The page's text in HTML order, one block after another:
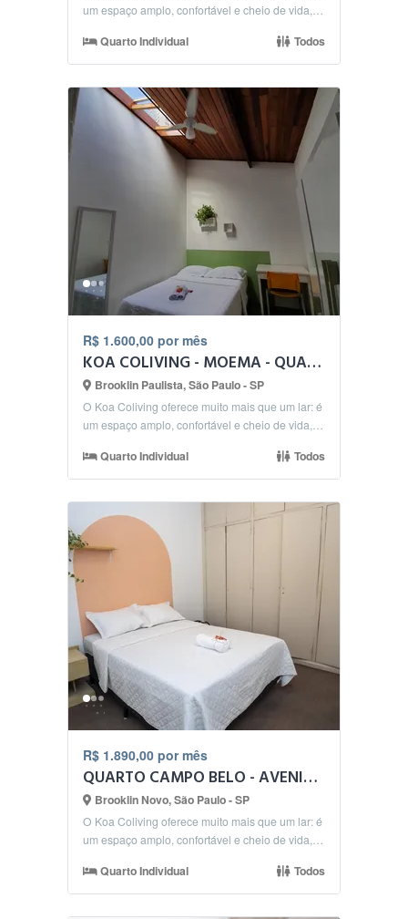
um espaço amplo, confortável e cheio de vida,
Quarto Individual Todos
R$ 1.600,00 por mês
KOA COLIVING - MOEMA - QUARTO COM CLARABOIA
Brooklin Paulista, São Paulo - SP
O Koa Coliving oferece muito mais que um lar: é
um espaço amplo, confortável e cheio de vida,
Quarto Individual Todos
R$ 1.890,00 por mês
QUARTO CAMPO BELO - AVENIDA SANTO AMARO / BANDEIRANTES
Brooklin Novo, São Paulo - SP
O Koa Coliving oferece muito mais que um lar: é
um espaço amplo, confortável e cheio de vida,
Quarto Individual Todos